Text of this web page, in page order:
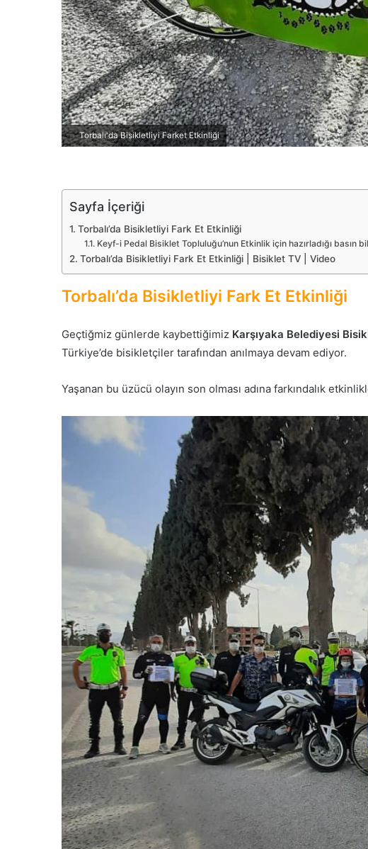
m
e
k
Torbalı'da Bisikletliyi Farket Etkinliği
Sayfa İçeriği
Torbalı’da Bisikletliyi Fark Et Etkinliği
Keyf-i Pedal Bisiklet Topluluğu’nun Etkinlik için hazırladığı basın
Torbalı’da Bisikletliyi Fark Et Etkinliği | Bisiklet TV | Video
Torbalı’da Bisikletliyi Fark Et Etkinliği
Geçtiğmiz günlerde kaybettiğimiz Karşıyaka Belediyesi
Türkiye’de bisikletçiler tarafından anılmaya devam ediyor.
Yaşanan bu üzücü olayın son olması adına farkındalık